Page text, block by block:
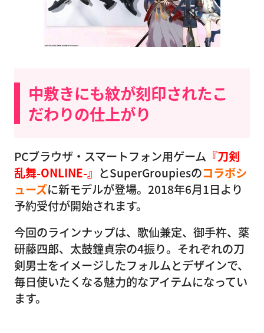
中敷きにも紋が刻印されたこ
だわりの仕上がり
PCブラウザ・スマートフォン用ゲーム 『刀剣
乱舞-ONLINE-』 とSuperGroupiesのコラボシ
ューズに新モデルが登場。2018年6月1日より
予約受付が開始されます。
今回のラインナップは、歌仙兼定、御手杵、薬
研藤四郎、太鼓鐘貞宗の4振り。それぞれの刀
剣男士をイメージしたフォルムとデザインで、
毎日使いたくなる魅力的なアイテムになってい
ます。